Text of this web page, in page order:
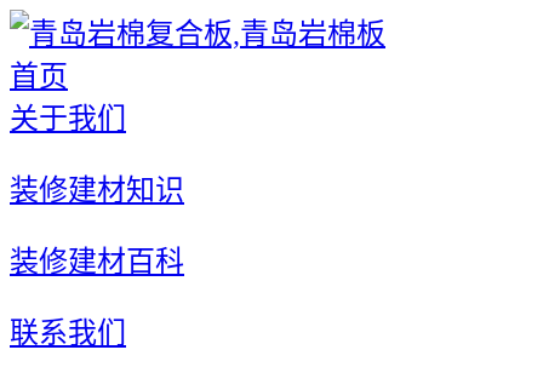
首页
关于我们
装修建材知识
装修建材百科
联系我们